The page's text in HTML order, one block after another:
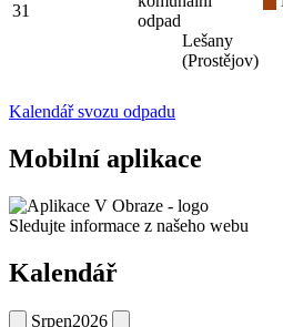
31
odpad
Lešany
(Prostějov)
Kalendář svozu odpadu
Mobilní aplikace
Sledujte informace z našeho webu
Kalendář
Srpen2026